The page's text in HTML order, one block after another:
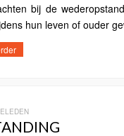
bij de
hun leven of ouder